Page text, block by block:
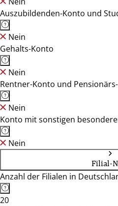
Auszubildenden-Konto und
Nein
Gehalts-Konto
Nein
Rentner-Konto und
Nein
Konto mit sonstigen
Nein
Filial-
Anzahl der Filialen in
20